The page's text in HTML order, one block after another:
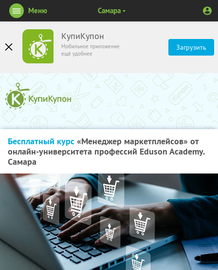
КупиКупон
Мобильное приложение
ещё удобнее
Загрузить
Меню Самара
Бесплатный курс «Менеджер маркетплейсов» от
онлайн-университета профессий Eduson Academy.
Самара